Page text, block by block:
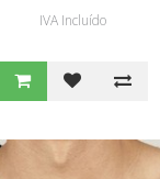
IVA Incluído